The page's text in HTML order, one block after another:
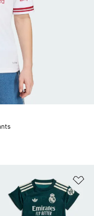
à la Liste de produits